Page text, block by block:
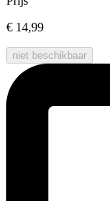
€ 14,99
niet beschikbaar